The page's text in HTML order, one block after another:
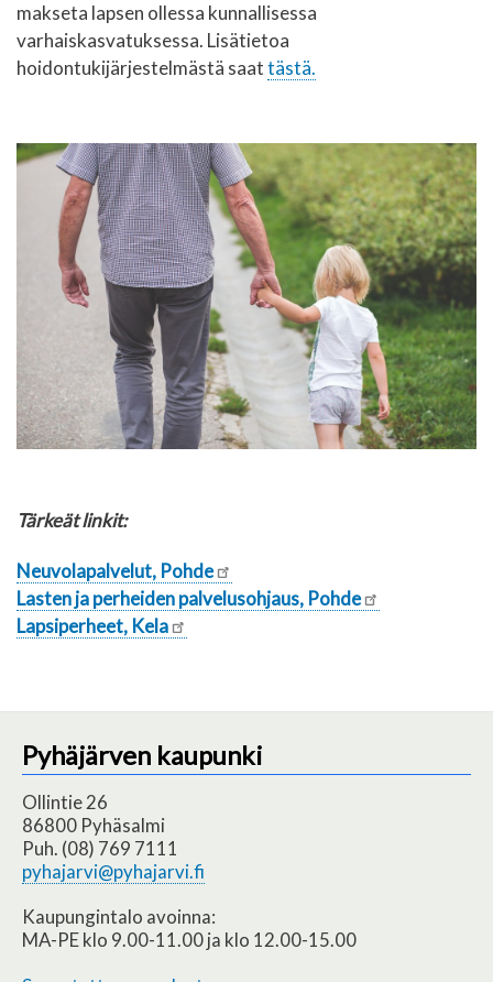
makseta lapsen ollessa kunnallisessa
varhaiskasvatuksessa. Lisätietoa
hoidontukijärjestelmästä saattästä.
Tärkeät linkit:
Neuvolapalvelut, Pohde
Lasten ja perheiden palvelusohjaus, Pohde
Lapsiperheet, Kela
Pyhäjärven kaupunki
Ollintie 26
86800 Pyhäsalmi
Puh. (08) 769 7111
pyhajarvi@pyhajarvi.fi
Kaupungintalo avoinna:
MA-PE klo 9.00-11.00 ja klo 12.00-15.00